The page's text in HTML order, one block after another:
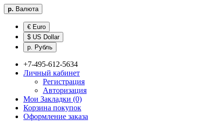
р. Валюта
€ Euro
$ US Dollar
р. Рубль
+7-495-612-5634
Личный кабинет
Регистрация
Авторизация
Мои Закладки (0)
Корзина покупок
Оформление заказа